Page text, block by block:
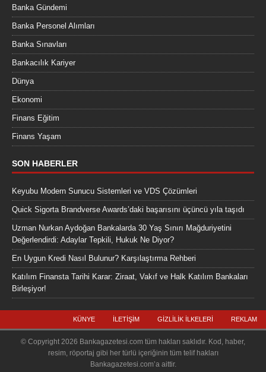
Banka Gündemi
Banka Personel Alımları
Banka Sınavları
Bankacılık Kariyer
Dünya
Ekonomi
Finans Eğitim
Finans Yaşam
SON HABERLER
Keyubu Modern Sunucu Sistemleri ve VDS Çözümleri
Quick Sigorta Brandverse Awards’daki başarısını üçüncü yıla taşıdı
Uzman Nurkan Aydoğan Bankalarda 30 Yaş Sınırı Mağduriyetini
Değerlendirdi: Adaylar Tepkili, Hukuk Ne Diyor?
En Uygun Kredi Nasıl Bulunur? Karşılaştırma Rehberi
Katılım Finansta Tarihi Karar: Ziraat, Vakıf ve Halk Katılım Bankaları
Birleşiyor!
KÜNYE İLETIŞIM GIZLILIK İLKELERI REKLAM
© Copyright 2026 Bankagazetesi.com tüm hakları saklıdır. Kod, haber,
resim, röportaj gibi her türlü içeriğinin tüm telif hakları
Bankagazetesi.com’a aittir.